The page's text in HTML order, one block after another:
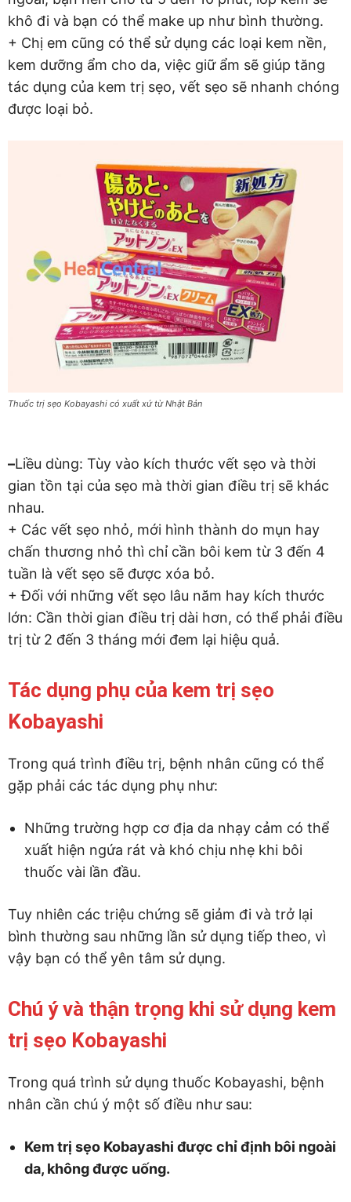
khô đi và bạn có thể make up như bình thường.
+ Chị em cũng có thể sử dụng các loại kem nền,
kem dưỡng ẩm cho da, việc giữ ẩm sẽ giúp tăng
tác dụng của kem trị sẹo, vết sẹo sẽ nhanh chóng
được loại bỏ.
Thuốc trị sẹo Kobayashi có xuất xứ từ Nhật Bản
–Liều dùng: Tùy vào kích thước vết sẹo và thời
gian tồn tại của sẹo mà thời gian điều trị sẽ khác
nhau.
+ Các vết sẹo nhỏ, mới hình thành do mụn hay
chấn thương nhỏ thì chỉ cần bôi kem từ 3 đến 4
tuần là vết sẹo sẽ được xóa bỏ.
+ Đối với những vết sẹo lâu năm hay kích thước
lớn: Cần thời gian điều trị dài hơn, có thể phải điều
trị từ 2 đến 3 tháng mới đem lại hiệu quả.
Tác dụng phụ của kem trị sẹo
Kobayashi
Trong quá trình điều trị, bệnh nhân cũng có thể
gặp phải các tác dụng phụ như:
Những trường hợp cơ địa da nhạy cảm có thể
xuất hiện ngứa rát và khó chịu nhẹ khi bôi
thuốc vài lần đầu.
Tuy nhiên các triệu chứng sẽ giảm đi và trở lại
bình thường sau những lần sử dụng tiếp theo, vì
vậy bạn có thể yên tâm sử dụng.
Chú ý và thận trọng khi sử dụng kem
trị sẹo Kobayashi
Trong quá trình sử dụng thuốc Kobayashi, bệnh
nhân cần chú ý một số điều như sau:
Kem trị sẹo Kobayashi được chỉ định bôi ngoài
da, không được uống.